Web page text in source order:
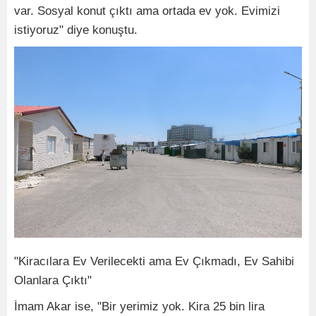
var. Sosyal konut çıktı ama ortada ev yok. Evimizi
istiyoruz" diye konuştu.
"Kiracılara Ev Verilecekti ama Ev Çıkmadı, Ev Sahibi
Olanlara Çıktı"
İmam Akar ise, "Bir yerimiz yok. Kira 25 bin lira